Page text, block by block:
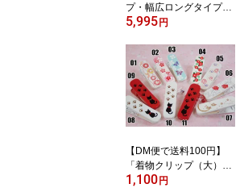
プ・幅広ロングタイプ】
【化粧箱入り・ワンラン
の長さ！】【長さ130c
m】「成人式・振袖用羽
毛ショール」ショール フ
ァー 成人式
5,995円
【DM便で送料100円】
「着物クリップ（大）
（7cm×2cm）」（ネ
1,100円